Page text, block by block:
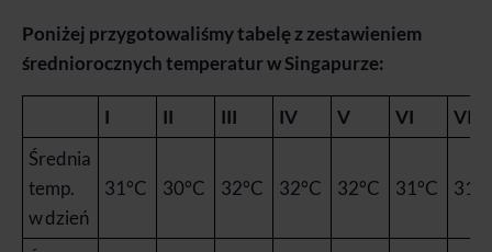
Poniżej przygotowaliśmy tabelę z zestawieniem
średniorocznych temperatur w Singapurze:
I II III IV V VI
VII
Średnia
temp.
w dzień
31°C 30°C 32°C 32°C 32°C 31°C